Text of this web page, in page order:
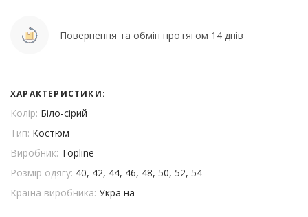
Повернення та обмін протягом 14 днів
ХАРАКТЕРИСТИКИ:
Колір: Біло-сірий
Тип: Костюм
Виробник: Topline
Розмір одягу: 40, 42, 44, 46, 48, 50, 52, 54
Країна виробника: Україна